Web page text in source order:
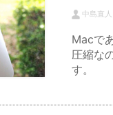
中島直人
Macで
圧縮な
す。